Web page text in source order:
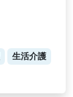
生活介護